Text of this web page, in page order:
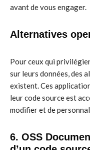
avant de vous engager.
Alternatives
Pour ceux qui
sur leurs données, des
existent. Ces
leur code source est
modifier et de
6. OSS